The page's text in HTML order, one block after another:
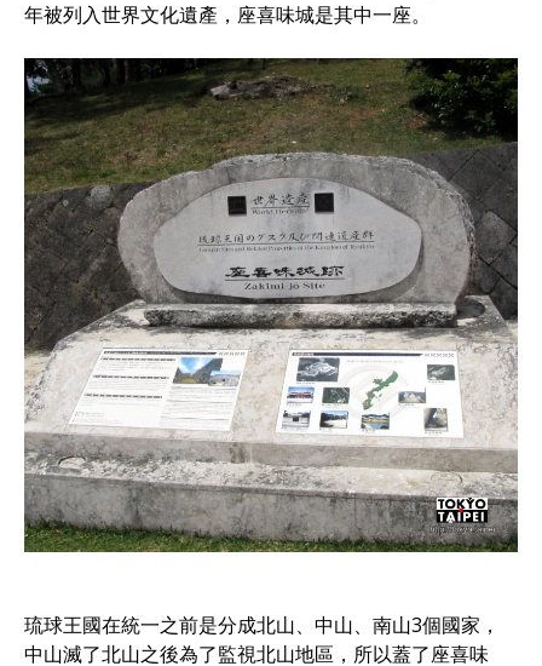
年被列入世界文化遺產，座喜味城是其中一座。
琉球王國在統一之前是分成北山、中山、南山3個國家，
中山滅了北山之後為了監視北山地區，所以蓋了座喜味